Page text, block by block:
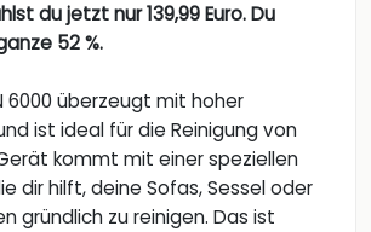
du jetzt nur 139,99 Euro. Du
52 %.
6000 überzeugt mit hoher
ist ideal für die Reinigung von
kommt mit einer speziellen
dir hilft, deine Sofas, Sessel oder
gründlich zu reinigen. Das ist